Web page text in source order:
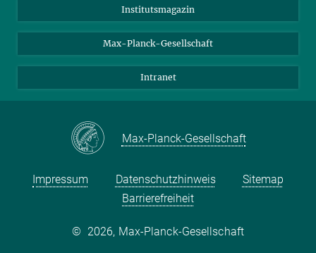
Schulen
Studierende
Facebook
YouTube
Institutsmagazin
Max-Planck-Gesellschaft
Intranet
Max-Planck-Gesellschaft
Impressum Datenschutzhinweis
Sitemap
Barrierefreiheit
© 2026, Max-Planck-Gesellschaft